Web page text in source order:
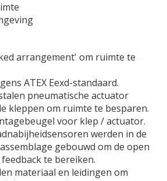
arrangement' om ruimte te
ATEX Eexd-standaard.
pneumatische actuator
kleppen om ruimte te besparen.
voor klep / actuator.
werden in de
gebouwd om de open
te bereiken.
materiaal en leidingen om